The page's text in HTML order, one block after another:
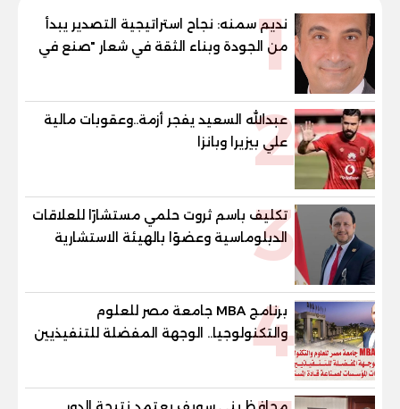
1
نديم سمنه: نجاح استراتيجية التصدير يبدأ
من الجودة وبناء الثقة في شعار "صنع في
مصر"
2
عبدالله السعيد يفجر أزمة..وعقوبات مالية
علي بيزيرا وبانزا
3
تكليف باسم ثروت حلمي مستشارًا للعلاقات
الدبلوماسية وعضوًا بالهيئة الاستشارية
العليا لمنظمة «جاد جمينت يوإن»
4
برنامج MBA جامعة مصر للعلوم
والتكنولوجيا.. الوجهة المفضلة للتنفيذيين
وقيادات المؤسسات لصناعة قادة